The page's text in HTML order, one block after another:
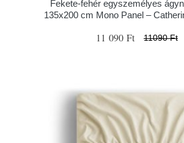
Fekete-fehér egyszemélyes
135x200 cm Mono Panel –
11 090 Ft 11090 Ft